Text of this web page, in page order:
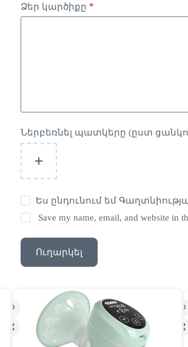
Ձեր կարծիքը *
Ներբեռնել պատկերը (ըստ
Ես ընդունում եմ
Save my name, email, and website in
Ուղարկել